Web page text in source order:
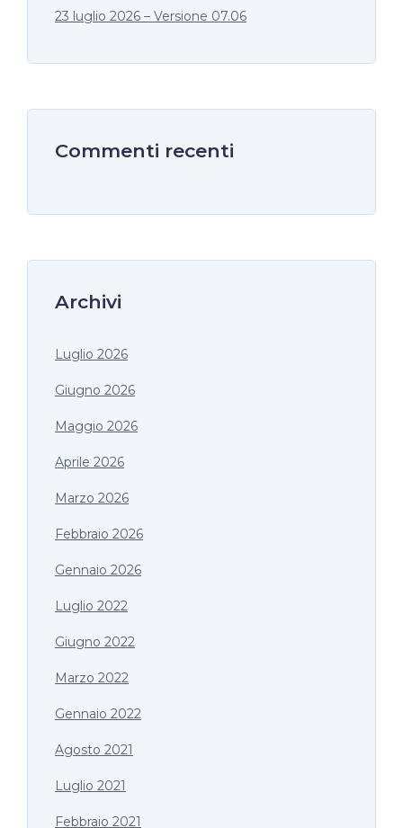
23 luglio 2026 – Versione 07.06
Commenti recenti
Archivi
Luglio 2026
Giugno 2026
Maggio 2026
Aprile 2026
Marzo 2026
Febbraio 2026
Gennaio 2026
Luglio 2022
Giugno 2022
Marzo 2022
Gennaio 2022
Agosto 2021
Luglio 2021
Febbraio 2021